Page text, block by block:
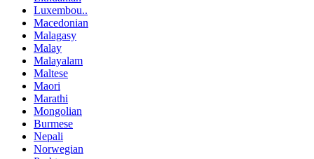
Luxembou..
Macedonian
Malagasy
Malay
Malayalam
Maltese
Maori
Marathi
Mongolian
Burmese
Nepali
Norwegian